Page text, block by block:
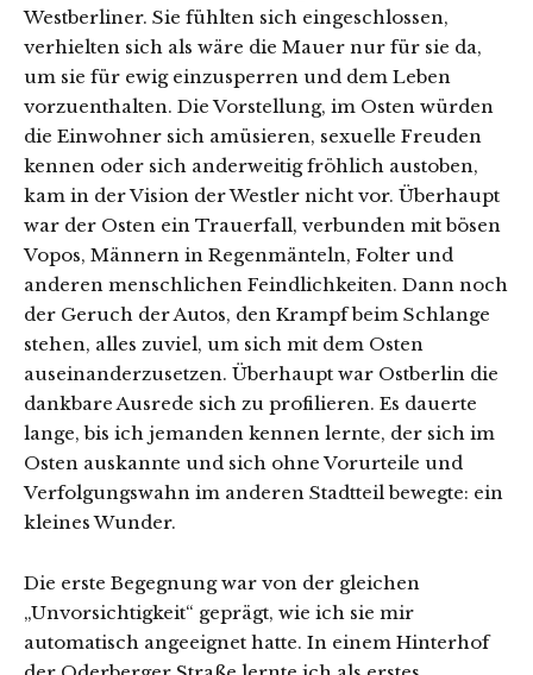
Westberliner. Sie fühlten sich eingeschlossen,
verhielten sich als wäre die Mauer nur für sie da,
um sie für ewig einzusperren und dem Leben
vorzuenthalten. Die Vorstellung, im Osten würden
die Einwohner sich amüsieren, sexuelle Freuden
kennen oder sich anderweitig fröhlich austoben,
kam in der Vision der Westler nicht vor. Überhaupt
war der Osten ein Trauerfall, verbunden mit bösen
Vopos, Männern in Regenmänteln, Folter und
anderen menschlichen Feindlichkeiten. Dann noch
der Geruch der Autos, den Krampf beim Schlange
stehen, alles zuviel, um sich mit dem Osten
auseinanderzusetzen. Überhaupt war Ostberlin die
dankbare Ausrede sich zu profilieren. Es dauerte
lange, bis ich jemanden kennen lernte, der sich im
Osten auskannte und sich ohne Vorurteile und
Verfolgungswahn im anderen Stadtteil bewegte: ein
kleines Wunder.
Die erste Begegnung war von der gleichen
„Unvorsichtigkeit“ geprägt, wie ich sie mir
automatisch angeeignet hatte. In einem Hinterhof